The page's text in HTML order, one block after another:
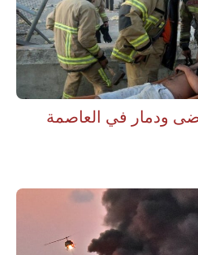
ودمار في العاصمة